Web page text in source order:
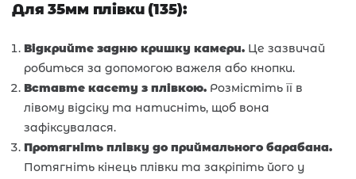
Для 35мм плівки (135):
Відкрийте задню кришку камери. Це зазвичай
робиться за допомогою важеля або кнопки.
Вставте касету з плівкою. Розмістіть її в
лівому відсіку та натисніть, щоб вона
зафіксувалася.
Протягніть плівку до приймального барабана.
Потягніть кінець плівки та закріпіть його у